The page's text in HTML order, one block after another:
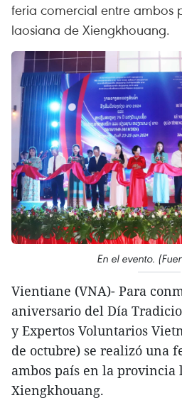
feria comercial entre ambos
laosiana de Xiengkhouang.
En el evento.
Vientiane (VNA)- Para
aniversario del Día
y Expertos Voluntarios
de octubre) se realizó una
ambos país en la provincia
Xiengkhouang.